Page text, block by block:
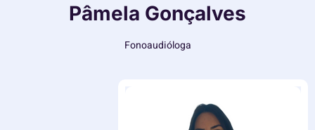
Pâmela Gonçalves
Fonoaudióloga